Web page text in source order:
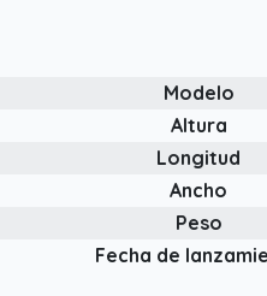
Modelo
Altura
Longitud
Ancho
Peso
Fecha de